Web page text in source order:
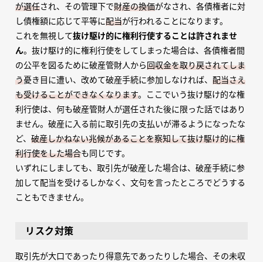
が選任され、その管理下で財産の換価がなされ、各債権者に対
し債権額に応じて平等に配当が行われることになります。
これを無視して抜け駆け的に権利行使することは許されませ
ん。抜け駆け的に権利行使をしてしまった場合は、各債権者間
の公平を図るために破産管財人から回収金を取り戻されてしま
う憂き目に遭い、改めて破産手続に参加しなければ、 配当さえ
も受けることができなくなります。ここでいう抜け駆け的な権
利行使は、何も破産管財人が選任された後に限った話ではあり
ません。破産に入る前に取引先の支払いが滞るようになったな
ど、 破産しかねない兆候があることを察知して抜け駆け的に権
利行使をした場合も同じです。
いずれにしましても、取引先が破産した場合は、破産手続に参
加して配当を受けるしかなく、文句を言ったところでどうする
こともできません。
リスク対策
取引先が大口であったり得意先であったりした場合、その未収